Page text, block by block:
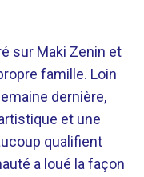
sur Maki Zenin et
famille. Loin
dernière,
et une
qualifient
a loué la façon